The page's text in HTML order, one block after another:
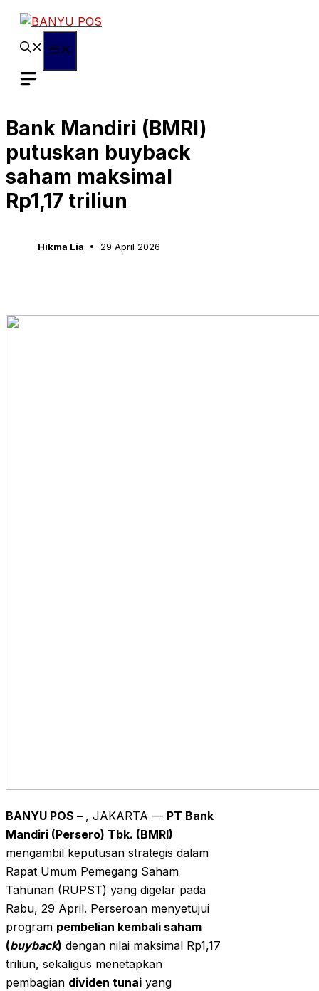
Skip
content
Bank Mandiri (BMRI)
putuskan buyback
saham maksimal
Rp1,17 triliun
Hikma Lia 29 April 2026
BANYU POS – , JAKARTA — PT Bank
Mandiri (Persero) Tbk. (BMRI)
mengambil keputusan strategis dalam
Rapat Umum Pemegang Saham
Tahunan (RUPST) yang digelar pada
Rabu, 29 April. Perseroan menyetujui
program pembelian kembali saham
(buyback) dengan nilai maksimal Rp1,17
triliun, sekaligus menetapkan
pembagian dividen tunai yang